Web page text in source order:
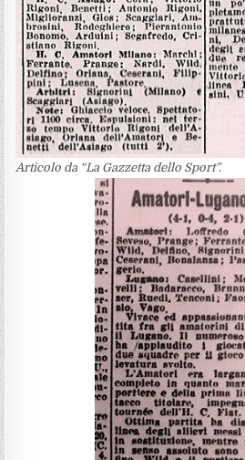
Articolo da “La Gazzetta dello Sport”.